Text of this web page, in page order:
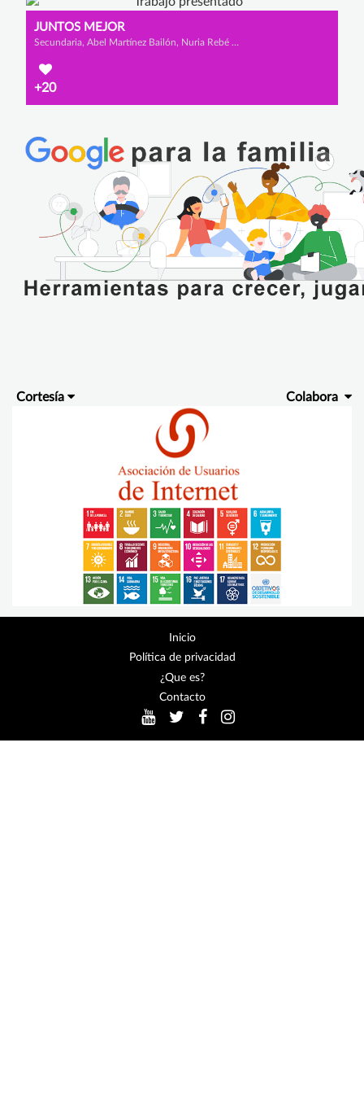
JUNTOS MEJOR
Secundaria, Abel Martínez Bailón, Nuria Rebé Romo y Andrea Prado Gómez
+20
Cortesía Colabora
Inicio
Política de privacidad
¿Que es?
Contacto